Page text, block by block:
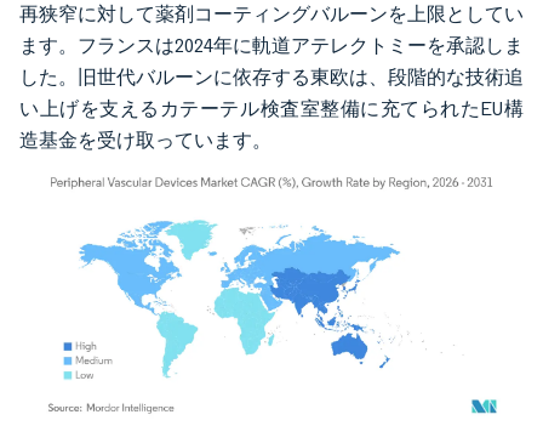
再狭窄に対して薬剤コーティングバルーンを上限としてい
ます。フランスは2024年に軌道アテレクトミーを承認しま
した。旧世代バルーンに依存する東欧は、段階的な技術追
い上げを支えるカテーテル検査室整備に充てられたEU構
造基金を受け取っています。